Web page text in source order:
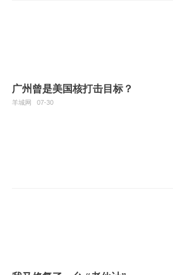
广州曾是美国核打击目标？
羊城网 07-30